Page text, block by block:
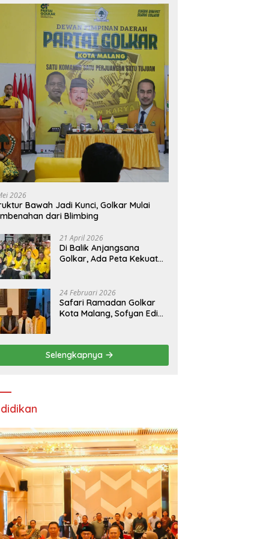
2026
Bawah Jadi Kunci, Golkar Mulai
dari Blimbing
21 April 2026
Di Balik Anjangsana
Golkar, Ada Peta Kekuatan
24 Februari 2026
Safari Ramadan Golkar
Kota Malang, Sofyan Edi
Libatkan Generasi Muda
Selengkapnya